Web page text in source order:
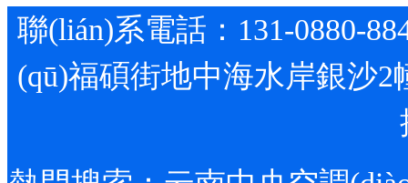
聯(lián)系電話：131-0880-
(qū)福碩街地中海水岸銀沙2